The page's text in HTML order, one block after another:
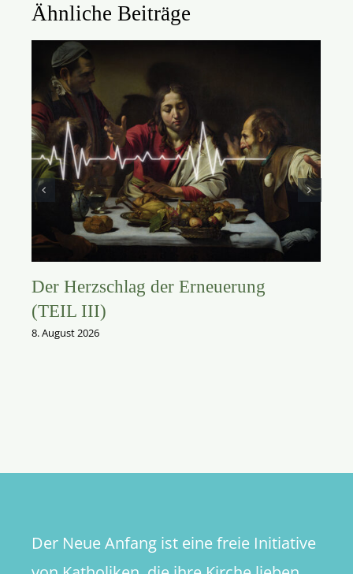
Ähnliche Beiträge
Der Herzschlag der Erneuerung
(TEIL III)
8. August 2026
Der Neue Anfang ist eine freie Initiative